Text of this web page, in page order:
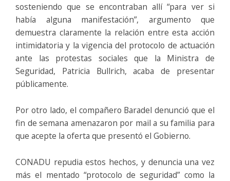
sosteniendo que se encontraban allí “para ver si
había alguna manifestación”, argumento que
demuestra claramente la relación entre esta acción
intimidatoria y la vigencia del protocolo de actuación
ante las protestas sociales que la Ministra de
Seguridad, Patricia Bullrich, acaba de presentar
públicamente.
Por otro lado, el compañero Baradel denunció que el
fin de semana amenazaron por mail a su familia para
que acepte la oferta que presentó el Gobierno.
CONADU repudia estos hechos, y denuncia una vez
más el mentado “protocolo de seguridad” como la